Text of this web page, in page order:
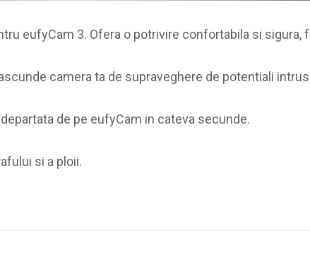
eufyCam 3. Ofera o potrivire confortabila si sigura,
camera ta de supraveghere de potentiali
de pe eufyCam in cateva secunde.
si a ploii.